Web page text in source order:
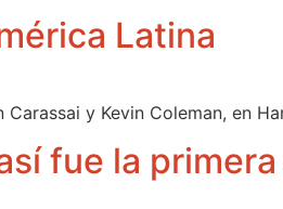
Latina
y Kevin Coleman, en
fue la